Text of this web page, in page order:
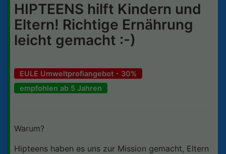
HIPTEENS hilft Kindern und
Eltern! Richtige Ernährung
leicht gemacht :-)
EULE Umweltprofiangebot - 30%
empfohlen ab 5 Jahren
Warum?
Hipteens haben es uns zur Mission gemacht, Eltern